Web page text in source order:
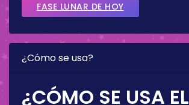
FASE LUNAR DE HOY
¿Cómo se usa?
¿CÓMO SE USA EL